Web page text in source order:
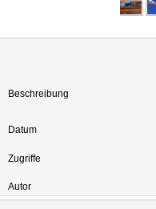
Beschreibung
Datum
Zugriffe
Autor